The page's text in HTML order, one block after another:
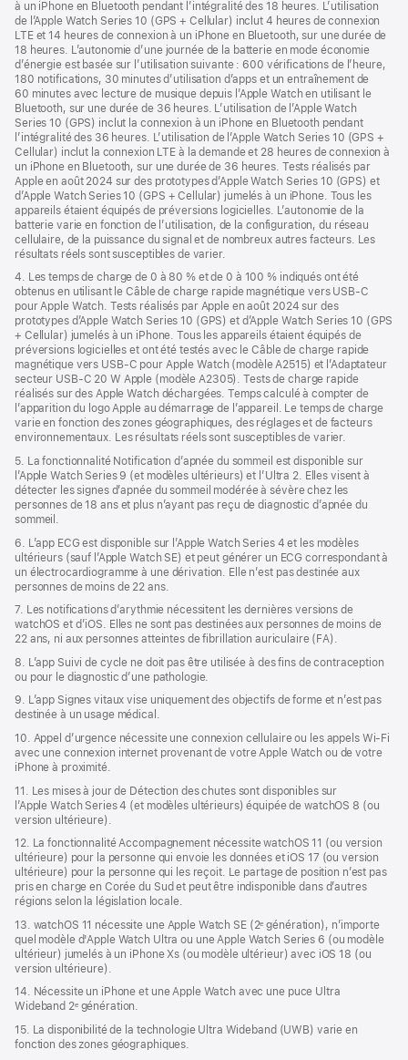
à un iPhone en Bluetooth pendant l’intégralité des 18 heures. L’utilisation
de l’Apple Watch Series 10 (GPS + Cellular) inclut 4 heures de connexion
LTE et 14 heures de connexion à un iPhone en Bluetooth, sur une durée de
18 heures. L’autonomie d’une journée de la batterie en mode économie
d’énergie est basée sur l’utilisation suivante : 600 vérifications de l’heure,
180 notifications, 30 minutes d’utilisation d’apps et un entraînement de
60 minutes avec lecture de musique depuis l’Apple Watch en utilisant le
Bluetooth, sur une durée de 36 heures. L’utilisation de l’Apple Watch
Series 10 (GPS) inclut la connexion à un iPhone en Bluetooth pendant
l’intégralité des 36 heures. L’utilisation de l’Apple Watch Series 10 (GPS +
Cellular) inclut la connexion LTE à la demande et 28 heures de connexion à
un iPhone en Bluetooth, sur une durée de 36 heures. Tests réalisés par
Apple en août 2024 sur des prototypes d’Apple Watch Series 10 (GPS) et
d’Apple Watch Series 10 (GPS + Cellular) jumelés à un iPhone. Tous les
appareils étaient équipés de préversions logicielles. L’autonomie de la
batterie varie en fonction de l’utilisation, de la configuration, du réseau
cellulaire, de la puissance du signal et de nombreux autres facteurs. Les
résultats réels sont susceptibles de varier.
4. Les temps de charge de 0 à 80 % et de 0 à 100 % indiqués ont été
obtenus en utilisant le Câble de charge rapide magnétique vers USB‑C
pour Apple Watch. Tests réalisés par Apple en août 2024 sur des
prototypes d’Apple Watch Series 10 (GPS) et d’Apple Watch Series 10 (GPS
+ Cellular) jumelés à un iPhone. Tous les appareils étaient équipés de
préversions logicielles et ont été testés avec le Câble de charge rapide
magnétique vers USB‑C pour Apple Watch (modèle A2515) et l’Adaptateur
secteur USB-C 20 W Apple (modèle A2305). Tests de charge rapide
réalisés sur des Apple Watch déchargées. Temps calculé à compter de
l’apparition du logo Apple au démarrage de l’appareil. Le temps de charge
varie en fonction des zones géographiques, des réglages et de facteurs
environnementaux. Les résultats réels sont susceptibles de varier.
5. La fonctionnalité Notification d’apnée du sommeil est disponible sur
l’Apple Watch Series 9 (et modèles ultérieurs) et l’Ultra 2. Elles visent à
détecter les signes d’apnée du sommeil modérée à sévère chez les
personnes de 18 ans et plus n’ayant pas reçu de diagnostic d’apnée du
sommeil.
6. L’app ECG est disponible sur l’Apple Watch Series 4 et les modèles
ultérieurs (sauf l’Apple Watch SE) et peut générer un ECG correspondant à
un électrocardiogramme à une dérivation. Elle n’est pas destinée aux
personnes de moins de 22 ans.
7. Les notifications d’arythmie nécessitent les dernières versions de
watchOS et d’iOS. Elles ne sont pas destinées aux personnes de moins de
22 ans, ni aux personnes atteintes de fibrillation auriculaire (FA).
8. L’app Suivi de cycle ne doit pas être utilisée à des fins de contraception
ou pour le diagnostic d’une pathologie.
9. L’app Signes vitaux vise uniquement des objectifs de forme et n’est pas
destinée à un usage médical.
10. Appel d’urgence nécessite une connexion cellulaire ou les appels Wi‑Fi
avec une connexion internet provenant de votre Apple Watch ou de votre
iPhone à proximité.
11. Les mises à jour de Détection des chutes sont disponibles sur
l’Apple Watch Series 4 (et modèles ultérieurs) équipée de watchOS 8 (ou
version ultérieure).
12. La fonctionnalité Accompagnement nécessite watchOS 11 (ou version
ultérieure) pour la personne qui envoie les données et iOS 17 (ou version
ultérieure) pour la personne qui les reçoit. Le partage de position n’est pas
pris en charge en Corée du Sud et peut être indisponible dans d’autres
régions selon la législation locale.
13. watchOS 11 nécessite une Apple Watch SE (2ᵉ génération), n’importe
quel modèle d'Apple Watch Ultra ou une Apple Watch Series 6 (ou modèle
ultérieur) jumelés à un iPhone Xs (ou modèle ultérieur) avec iOS 18 (ou
version ultérieure).
14. Nécessite un iPhone et une Apple Watch avec une puce Ultra
Wideband 2ᵉ génération.
15. La disponibilité de la technologie Ultra Wideband (UWB) varie en
fonction des zones géographiques.